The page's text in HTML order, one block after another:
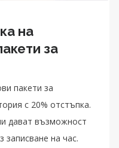
на
за
пакети за
с 20% отстъпка.
дават възможност
записване на час.